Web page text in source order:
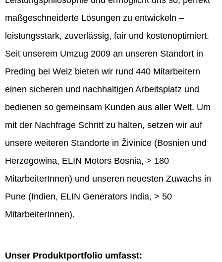
maßgeschneiderte Lösungen zu entwickeln –
leistungsstark, zuverlässig, fair und kostenoptimiert.
Seit unserem Umzug 2009 an unseren Standort in
Preding bei Weiz bieten wir rund 440 Mitarbeitern
einen sicheren und nachhaltigen Arbeitsplatz und
bedienen so gemeinsam Kunden aus aller Welt. Um
mit der Nachfrage Schritt zu halten, setzen wir auf
unsere weiteren Standorte in Živinice (Bosnien und
Herzegowina, ELIN Motors Bosnia, > 180
MitarbeiterInnen) und unseren neuesten Zuwachs in
Pune (Indien, ELIN Generators India, > 50
MitarbeiterInnen).
Unser Produktportfolio umfasst: